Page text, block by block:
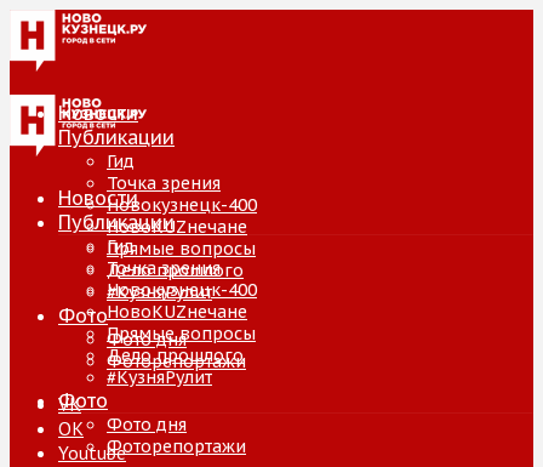
Новости
Публикации
Гид
Точка зрения
Новокузнецк-400
НовоKUZнечане
Прямые вопросы
Дело прошлого
#КузняРулит
Фото
Фото дня
Фоторепортажи
VK
ОК
Youtube
Новости
Публикации
Гид
Точка зрения
Новокузнецк-400
НовоKUZнечане
Прямые вопросы
Дело прошлого
#КузняРулит
Фото
Фото дня
Фоторепортажи